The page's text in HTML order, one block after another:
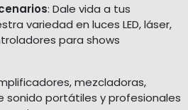
: Dale vida a tus
variedad en luces LED, láser,
para shows
mezcladoras,
sonido portátiles y profesionales